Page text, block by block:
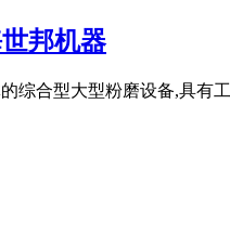
邦机器
合型大型粉磨设备,具有